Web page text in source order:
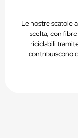
Le nostre scatole
scelta, con
riciclabili
contribuiscono